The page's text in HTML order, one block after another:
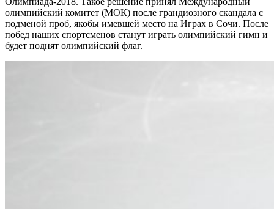
олимпийский комитет (МОК) после грандиозного скандала с
подменой проб, якобы имевшей место на Играх в Сочи. После
побед наших спортсменов станут играть олимпийский гимн и
будет поднят олимпийский флаг.